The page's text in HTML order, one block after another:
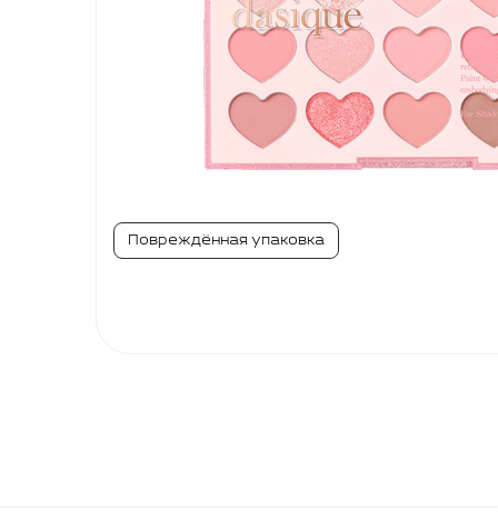
Тени в стике
Тушь для ресниц
Палетки для бровей
Карандаши для бровей
Тинты
Повреждённая упаковка